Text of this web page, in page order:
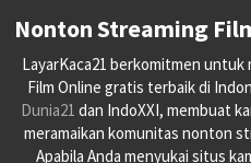
Nonton Streaming
LayarKaca21 berkomitmen
Film Online gratis terbaik di
Dunia21 dan IndoXXI, membuat
meramaikan komunitas nonton
Apabila Anda menyukai situs